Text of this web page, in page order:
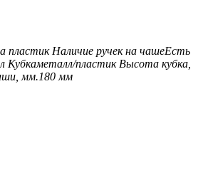
пластик Наличие ручек на чашеЕсть
Кубкаметалл/пластик Высота кубка,
мм.180 мм